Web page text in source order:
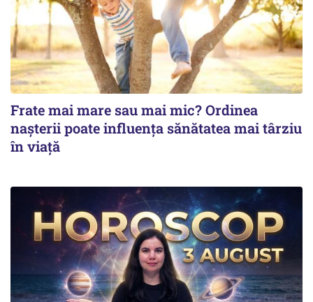
Frate mai mare sau mai mic? Ordinea
nașterii poate influența sănătatea mai târziu
în viață